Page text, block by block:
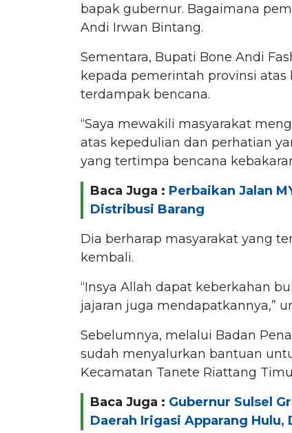
bapak gubernur. Bagaimana
Andi Irwan Bintang.
Sementara, Bupati Bone Andi
kepada pemerintah provinsi
terdampak bencana.
“Saya mewakili masyarakat
atas kepedulian dan perhatian
yang tertimpa bencana
Baca Juga : Perbaikan Jalan
Distribusi Barang
Dia berharap masyarakat yang
kembali.
“Insya Allah dapat keberkahan
jajaran juga mendapatkannya,”
Sebelumnya, melalui Badan
sudah menyalurkan bantuan
Kecamatan Tanete Riattang
Baca Juga : Gubernur Sulsel
Daerah Irigasi Apparang